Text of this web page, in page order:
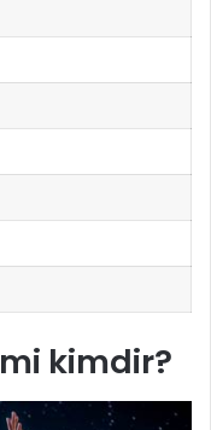
kimdir?